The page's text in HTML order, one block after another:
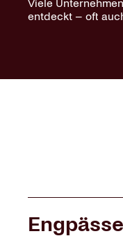
Viele
entdeckt – oft